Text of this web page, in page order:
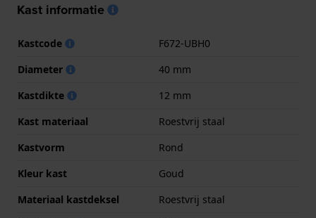
Kast informatie
Kastcode
F672-UBH0
Diameter
40 mm
Kastdikte
12 mm
Kast materiaal
Roestvrij staal
Kastvorm
Rond
Kleur kast
Goud
Materiaal kastdeksel
Roestvrij staal